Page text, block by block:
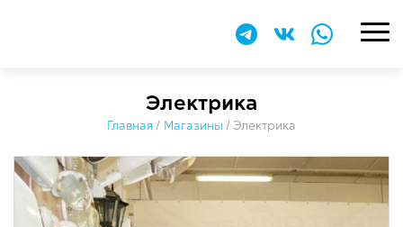
Электрика
Главная / Магазины / Электрика